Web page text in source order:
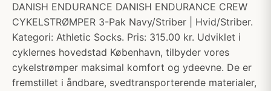
DANISH ENDURANCE DANISH ENDURANCE CREW
CYKELSTRØMPER 3-Pak Navy/Striber | Hvid/Striber.
Kategori: Athletic Socks. Pris: 315.00 kr. Udviklet i
cyklernes hovedstad København, tilbyder vores
cykelstrømper maksimal komfort og ydeevne. De er
fremstillet i åndbare, svedtransporterende materialer,